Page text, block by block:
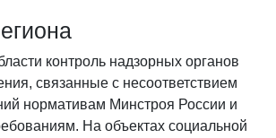
контроль надзорных органов
связанные с несоответствием
нормативам Минстроя России и
На объектах социальной